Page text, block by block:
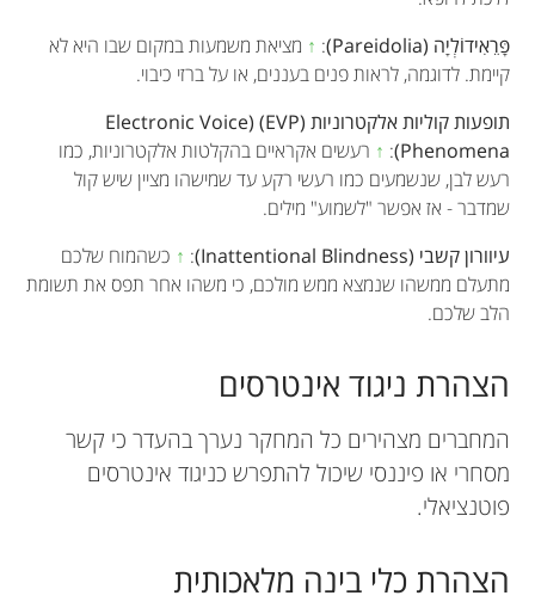
פָּרֵאִידוֹלְיָה (Pareidolia)
:
↑ מציאת משמעות במקום שבו היא לא
קיימת. לדוגמה, לראות פנים בעננים, או על ברזי כיבוי.
תופעות קוליות אלקטרוניות (EVP) (Electronic Voice
Phenomena)
:
↑ רעשים אקראיים בהקלטות אלקטרוניות, כמו
רעש לבן, שנשמעים כמו רעשי רקע עד שמישהו מציין שיש קול
שמדבר - אז אפשר "לשמוע" מילים.
עיוורון קשבי (Inattentional Blindness)
:
↑ כשהמוח שלכם
מתעלם ממשהו שנמצא ממש מולכם, כי משהו אחר תפס את תשומת
הלב שלכם.
הצהרת ניגוד אינטרסים
המחברים מצהירים כל המחקר נערך בהעדר כי קשר
מסחרי או פיננסי שיכול להתפרש כניגוד אינטרסים
פוטנציאלי.
הצהרת כלי בינה מלאכותית